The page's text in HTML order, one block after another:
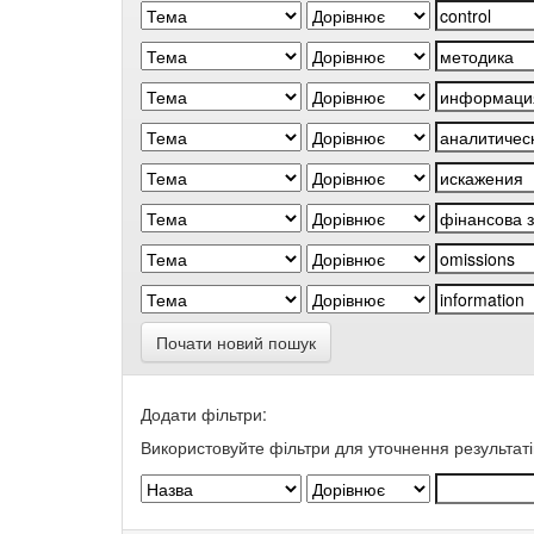
Почати новий пошук
Додати фільтри:
Використовуйте фільтри для уточнення